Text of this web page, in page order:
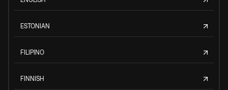
ESTONIAN
FILIPINO
FINNISH